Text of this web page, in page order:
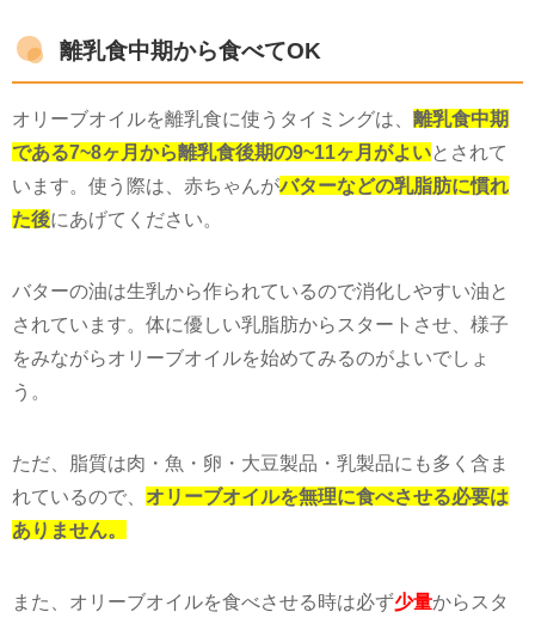
離乳食中期から食べてOK
オリーブオイルを離乳食に使うタイミングは、 離乳食中期
である7~8ヶ月から離乳食後期の9~11ヶ月がよいとされて
います。使う際は、赤ちゃんがバターなどの乳脂肪に慣れ
た後にあげてください。
バターの油は生乳から作られているので消化しやすい油と
されています。体に優しい乳脂肪からスタートさせ、様子
をみながらオリーブオイルを始めてみるのがよいでしょ
う。
ただ、脂質は肉・魚・卵・大豆製品・乳製品にも多く含ま
れているので、 オリーブオイルを無理に食べさせる必要は
ありません。
また、オリーブオイルを食べさせる時は必ず少量からスタ